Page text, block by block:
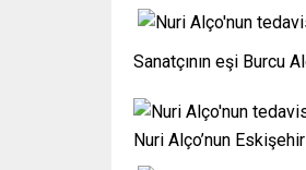
Sanatçının eşi Burcu
Nuri Alço’nun